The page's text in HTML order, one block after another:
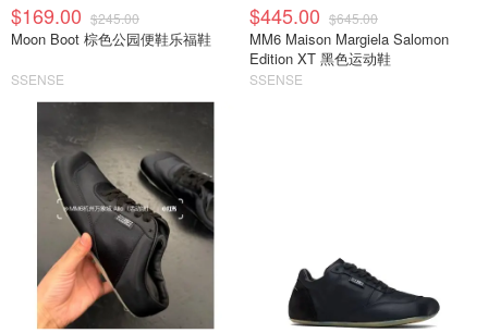
$169.00 $245.00
Moon Boot 棕色公园便鞋乐福鞋
SSENSE
$445.00 $645.00
MM6 Maison Margiela Salomon
Edition XT 黑色运动鞋
SSENSE